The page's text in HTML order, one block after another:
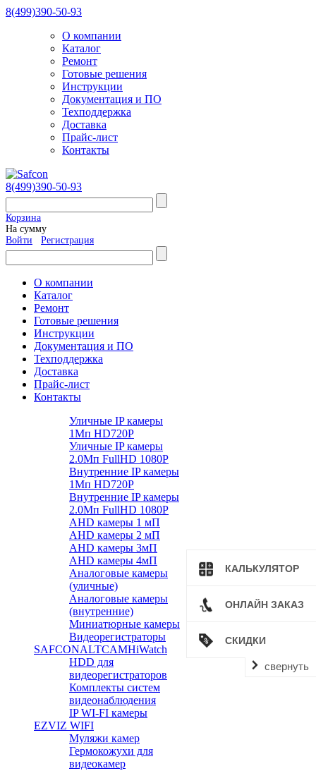
КАЛЬКУЛЯТОР
ОНЛАЙН ЗАКАЗ
СКИДКИ
свернуть
8(499)390-50-93
О компании
Каталог
Ремонт
Готовые решения
Инструкции
Документация и ПО
Техподдержка
Доставка
Прайс-лист
Контакты
8(499)390-50-93
Корзина
На сумму
Войти
Регистрация
О компании
Каталог
Ремонт
Готовые решения
Инструкции
Документация и ПО
Техподдержка
Доставка
Прайс-лист
Контакты
Уличные IP камеры
1Мп HD720P
Уличные IP камеры
2.0Мп FullHD 1080P
Внутренние IP камеры
1Мп HD720P
Внутренние IP камеры
2.0Мп FullHD 1080P
AHD камеры 1 мП
AHD камеры 2 мП
AHD камеры 3мП
AHD камеры 4мП
Аналоговые камеры
(уличные)
Аналоговые камеры
(внутренние)
Миниатюрные камеры
Видеорегистраторы
SAFCONALTCAMHiWatch
HDD для
видеорегистраторов
Комплекты систем
видеонаблюдения
IP WI-FI камеры
EZVIZ WIFI
Муляжи камер
Гермокожухи для
видеокамер